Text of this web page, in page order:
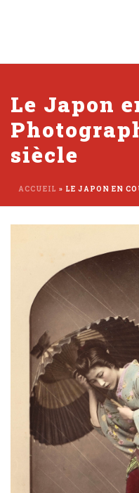
Le Japon
siècle
ACCUEIL » LE JAPON EN